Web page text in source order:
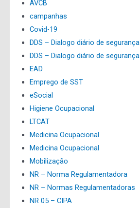
AVCB
campanhas
Covid-19
DDS – Dialogo diário de segurança
DDS – Dialogo diário de segurança
EAD
Emprego de SST
eSocial
Higiene Ocupacional
LTCAT
Medicina Ocupacional
Medicina Ocupacional
Mobilização
NR – Norma Regulamentadora
NR – Normas Regulamentadoras
NR 05 – CIPA